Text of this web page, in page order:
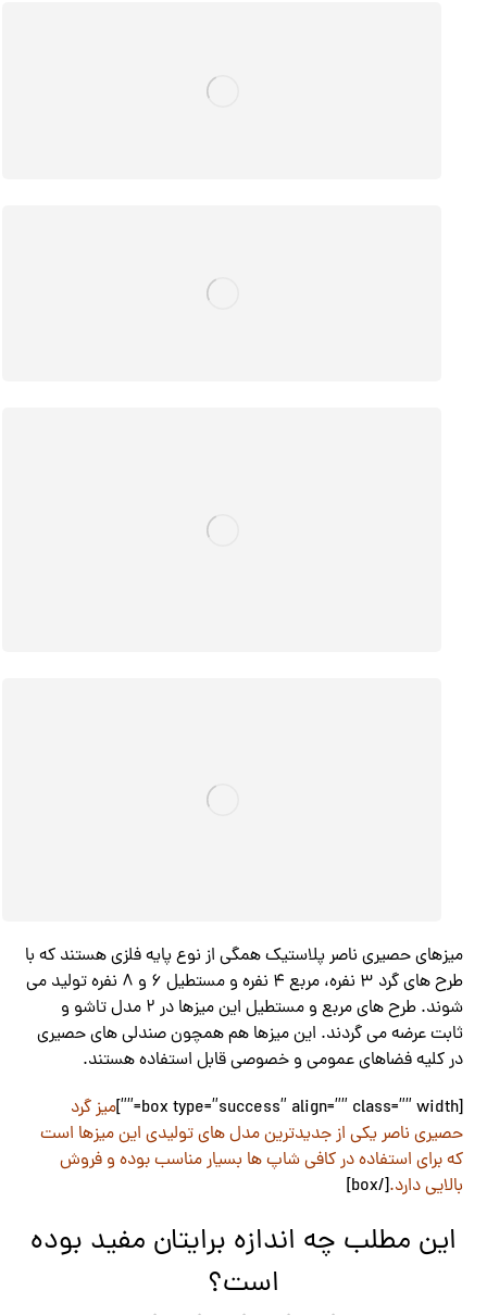
میزهای حصیری ناصر پلاستیک همگی از نوع پایه فلزی هستند که با
طرح های گرد 3 نفره، مربع 4 نفره و مستطیل 6 و 8 نفره تولید می
شوند. طرح های مربع و مستطیل این میزها در 2 مدل تاشو و
ثابت عرضه می گردند. این میزها هم همچون صندلی های حصیری
در کلیه فضاهای عمومی و خصوصی قابل استفاده هستند.
[box type=”success” align=”” class=”” width=””]
میز گرد
حصیری ناصر یکی از جدیدترین مدل های تولیدی این میزها است
که برای استفاده در کافی شاپ ها بسیار مناسب بوده و فروش
بالایی دارد.[/box]
این مطلب چه اندازه برایتان مفید بوده
است؟